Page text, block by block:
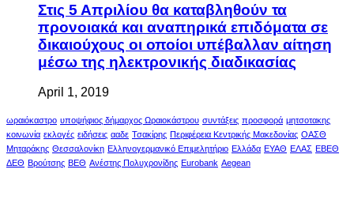
Στις 5 Απριλίου θα καταβληθούν τα
προνοιακά και αναπηρικά επιδόματα σε
δικαιούχους οι οποίοι υπέβαλλαν αίτηση
μέσω της ηλεκτρονικής διαδικασίας
April 1, 2019
ωραιόκαστρο υποψήφιος δήμαρχος Ωραιοκάστρου συντάξεις προσφορά μητσοτακης
κοινωνία εκλογές ειδήσεις ααδε Τσακίρης Περιφέρεια Κεντρικής Μακεδονίας ΟΑΣΘ
Μηταράκης Θεσσαλονίκη Ελληνογερμανικό Επιμελητήριο Ελλάδα ΕΥΑΘ ΕΛΑΣ ΕΒΕΘ
ΔΕΘ Βρούτσης ΒΕΘ Ανέστης Πολυχρονίδης Eurobank Aegean